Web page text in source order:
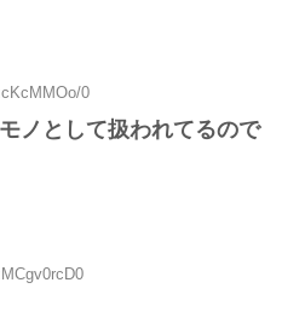
0
ノとして扱われてるので